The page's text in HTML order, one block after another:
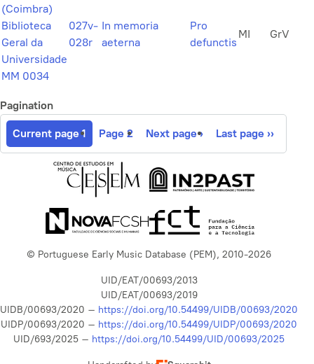
(Coimbra)
Biblioteca
Geral da
Universidade
MM 0034
027v-
028r
In memoria
aeterna
Pro
defunctis
MI GrV
Pagination
Current page1 Page 2 Next page › Last page ››
© Portuguese Early Music Database (PEM), 2010-2026
UID/EAT/00693/2013
UID/EAT/00693/2019
UIDB/00693/2020 – https://doi.org/10.54499/UIDB/00693/2020
UIDP/00693/2020 – https://doi.org/10.54499/UIDP/00693/2020
UID/693/2025 – https://doi.org/10.54499/UID/00693/2025